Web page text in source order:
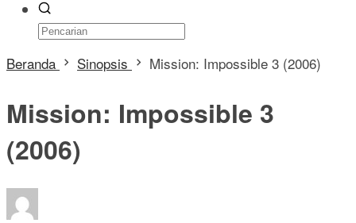
Beranda Sinopsis Mission: Impossible 3 (2006)
Mission: Impossible 3
(2006)